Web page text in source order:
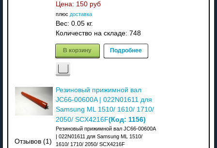
Цена: 150 руб
плюс доставка
Вес: 0.05 кг.
Количество на складе: 748
В корзину Подробнее
Отзывов (1)
Резиновый прижимной вал
JC66-00600A | 022N01611 для
Samsung ML 1510/ 1610/ 1710/
2050/ SCX4216F(Код: 1156)
Резиновый прижимной вал JC66-00600A
| 022N01611 для Samsung ML 1510/
1610/ 1710/ 2050/ SCX4216F